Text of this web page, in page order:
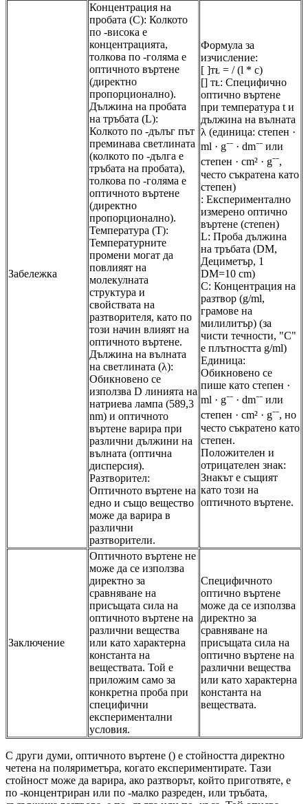
Забележка
Концентрация на
пробата (С): Колкото
по -висока е
концентрацията,
толкова по -голяма е
оптичното въртене
(директно
пропорционално).
Дължина на пробата
на тръбата (L):
Колкото по -дълъг път
преминава светлината
(колкото по -дълга е
тръбата на пробата),
толкова по -голяма е
оптичното въртене
(директно
пропорционално).
Температура (Т):
Температурните
промени могат да
повлияят на
молекулната
структура и
свойствата на
разтворителя, като по
този начин влияят на
оптичното въртене.
Дължина на вълната
на светлината (λ):
Обикновено се
използва D линията на
натриева лампа (589,3
nm) и оптичното
въртене варира при
различни дължини на
вълната (оптична
дисперсия).
Разтворител:
Оптичното въртене на
едно и също вещество
може да варира в
различни
разтворители.
Формула за
изчисление:
[ ]ᴛᴌ = / (l * c)
[] ᴛᴌ: Специфично
оптично въртене
при температура t и
дължина на вълната
λ (единица: степен ·
ml · g⁻⁻ · dm⁻⁻ или
степен · cm² · g⁻⁻,
често съкратена като
степен)
: Експериментално
измерено оптично
въртене (степен)
L: Проба дължина
на тръбата (DM,
Дециметър, 1
DM=10 cm)
С: Концентрация на
разтвор (g/ml,
грамове на
милилитър) (за
чисти течности, "С"
е плътността g/ml)
Единица:
Обикновено се
пише като степен ·
ml · g⁻⁻ · dm⁻⁻ или
степен · cm² · g⁻⁻, но
често съкратено като
степен.
Положителен и
отрицателен знак:
Знакът е същият
като този на
оптичното въртене.
Заключение
Оптичното въртене не
може да се използва
директно за
сравняване на
присъщата сила на
оптичното въртене на
различни вещества
или като характерна
константа на
веществата. Той е
приложим само за
конкретна проба при
специфични
експериментални
условия.
Специфичното
оптично въртене
може да се използва
директно за
сравняване на
присъщата сила на
оптично въртене на
различни вещества
или като характерна
константа на
веществата.
С други думи, оптичното въртене () е стойността директно
четена на поляриметъра, когато експериментирате. Тази
стойност може да варира, ако разтворът, който приготвяте, е
по -концентриран или по -малко разреден, или тръбата,